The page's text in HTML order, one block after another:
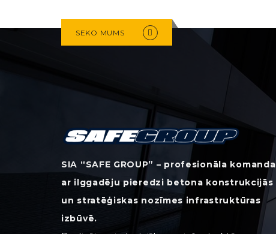
SEKO MUMS
SIA “SAFE GROUP” – profesionāla komanda
ar ilggadēju pieredzi betona konstrukcijās
un stratēģiskas nozīmes infrastruktūras
izbūvē.